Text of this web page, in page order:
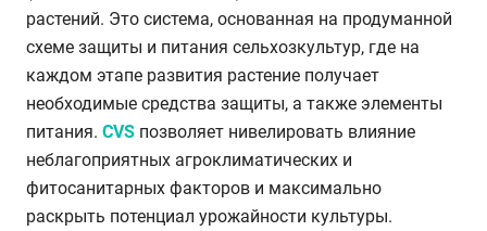
растений. Это система, основанная на продуманной
схеме защиты и питания сельхозкультур, где на
каждом этапе развития растение получает
необходимые средства защиты, а также элементы
питания. CVS позволяет нивелировать влияние
неблагоприятных агроклиматических и
фитосанитарных факторов и максимально
раскрыть потенциал урожайности культуры.